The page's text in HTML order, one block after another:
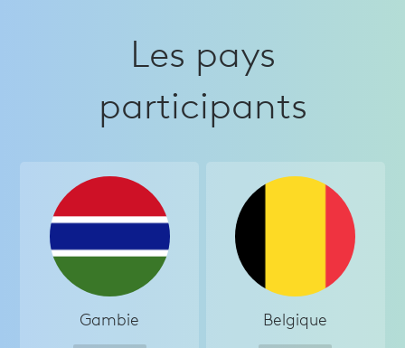
Les pays
participants
Gambie Belgique